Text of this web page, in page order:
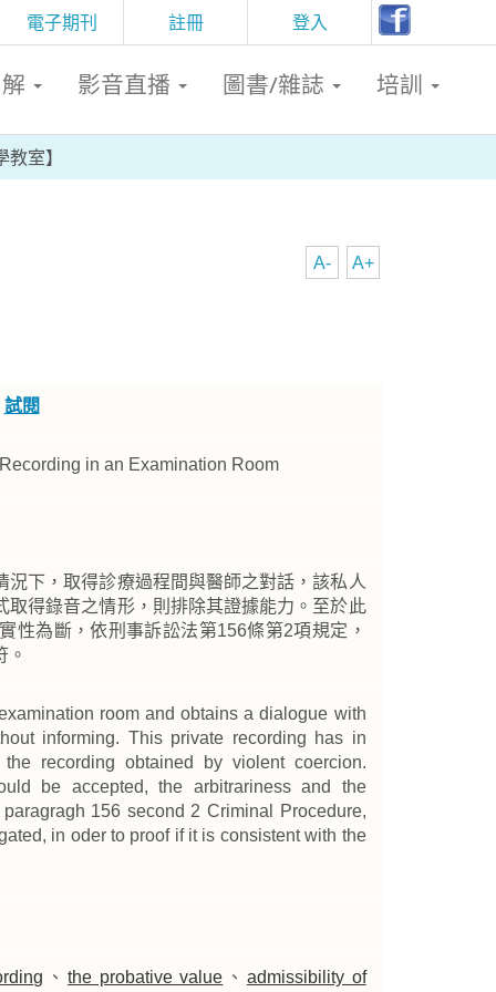
註冊 登入
電子期刊
影音直播 圖書/雜誌 培訓
室】
A+
A-
試閱
in an Examination Room
下，取得診療過程間與醫師之對話，該私人
得錄音之情形，則排除其證據能力。至於此
性為斷，依刑事訴訟法第156條第2項規定，
。
room and obtains a dialogue with
informing. This private recording has in
recording obtained by violent coercion.
be accepted, the arbitrariness and the
156 second 2 Criminal Procedure,
in oder to proof if it is consistent with the
、 the probative value 、 admissibility of